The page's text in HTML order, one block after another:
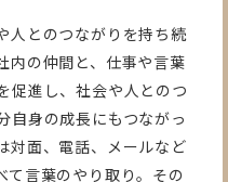
人とのつながりを持ち続
内の仲間と、仕事や言葉
促進し、社会や人とのつ
自身の成長にもつながっ
対面、電話、メールなど
て言葉のやり取り。その